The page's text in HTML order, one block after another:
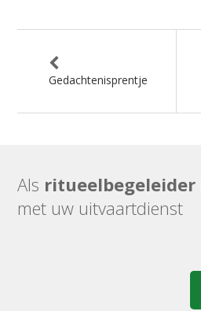
Gedachtenisprentje
Als ritueelbegeleider
met uw uitvaartdienst